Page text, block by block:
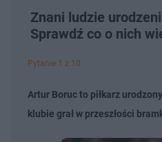
Znani ludzie
Sprawdź co o nich
Pytanie 1 z 10
Artur Boruc to piłkarz
klubie grał w przeszłości